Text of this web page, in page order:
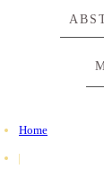
Home
|